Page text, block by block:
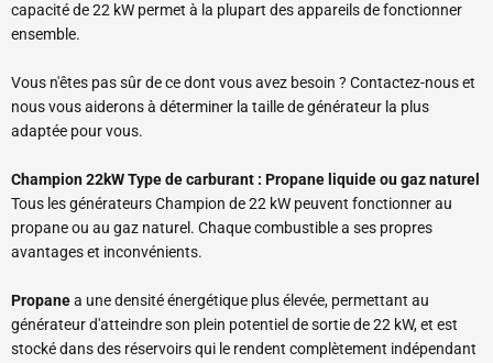
capacité de 22 kW permet à la plupart des appareils de fonctionner
ensemble.
Vous n'êtes pas sûr de ce dont vous avez besoin ? Contactez-nous et
nous vous aiderons à déterminer la taille de générateur la plus
adaptée pour vous.
Champion 22kW Type de carburant : Propane liquide ou gaz naturel
Tous les générateurs Champion de 22 kW peuvent fonctionner au
propane ou au gaz naturel. Chaque combustible a ses propres
avantages et inconvénients.
Propanea une densité énergétique plus élevée, permettant au
générateur d'atteindre son plein potentiel de sortie de 22 kW, et est
stocké dans des réservoirs qui le rendent complètement indépendant